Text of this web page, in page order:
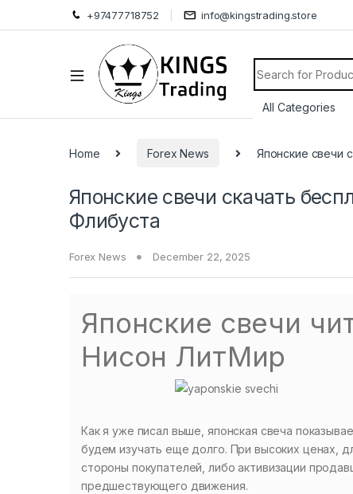
+97477718752 info@kingstrading.store
Search for:
Home Forex News Японские свечи
Японские свечи скачать
Флибуста
Forex News December 22, 2025
Японские свечи
Нисон ЛитМир
Как я уже писал выше, японская свеча
будем изучать еще долго. При высоких ценах,
стороны покупателей, либо активизации
предшествующего движения.